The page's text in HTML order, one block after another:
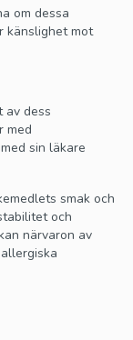
om dessa
känslighet mot
av dess
med
sin läkare
smak och
och
närvaron av